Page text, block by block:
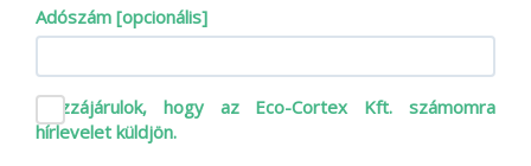
Adószám [opcionális]
Hozzájárulok, hogy az Eco-Cortex Kft. számomra
hírlevelet küldjön.